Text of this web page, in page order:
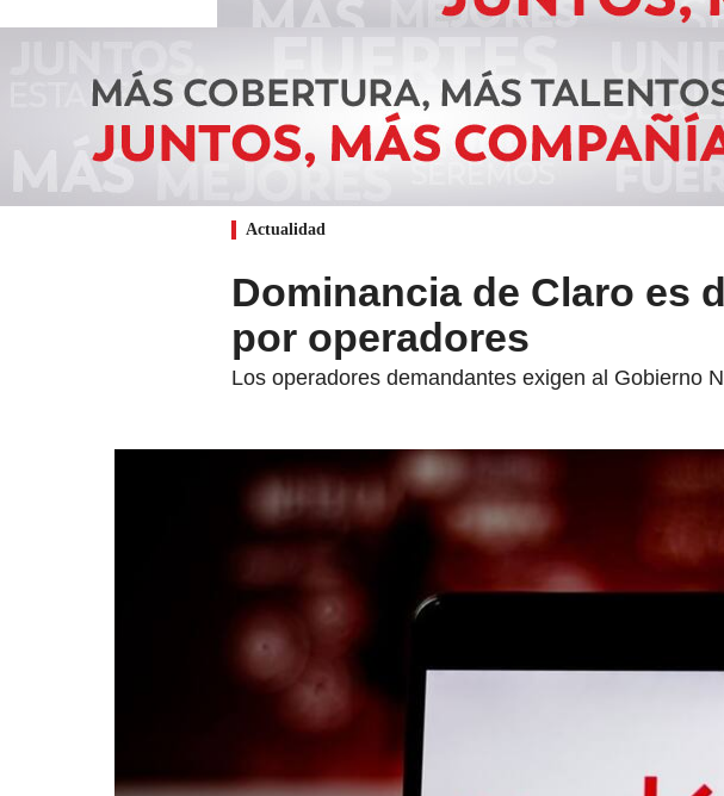
Actualidad
Dominancia de Claro es
por operadores
Los operadores demandantes exigen al Gobierno